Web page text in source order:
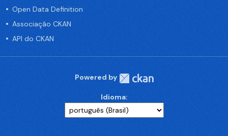
Open Data Definition
Associação CKAN
API do CKAN
Powered by
Idioma